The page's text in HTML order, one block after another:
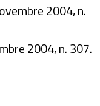
2004, n.
2004, n. 307.